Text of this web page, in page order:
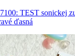
TEST sonickej
ďasná